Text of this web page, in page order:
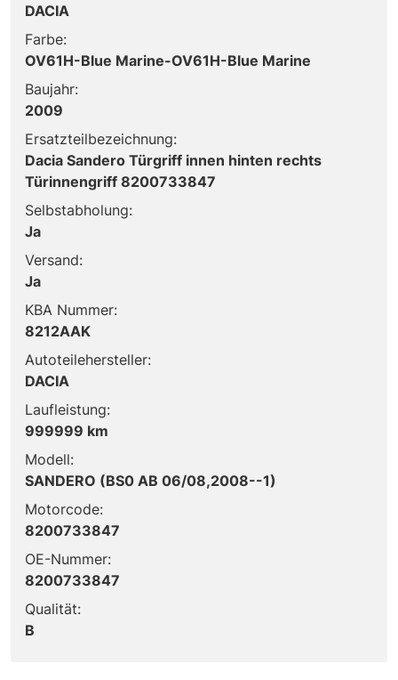
DACIA
Farbe:
OV61H-Blue Marine-OV61H-Blue Marine
Baujahr:
2009
Ersatzteilbezeichnung:
Dacia Sandero Türgriff innen hinten rechts
Türinnengriff 8200733847
Selbstabholung:
Ja
Versand:
Ja
KBA Nummer:
8212AAK
Autoteilehersteller:
DACIA
Laufleistung:
999999 km
Modell:
SANDERO (BS0 AB 06/08,2008--1)
Motorcode:
8200733847
OE-Nummer:
8200733847
Qualität:
B